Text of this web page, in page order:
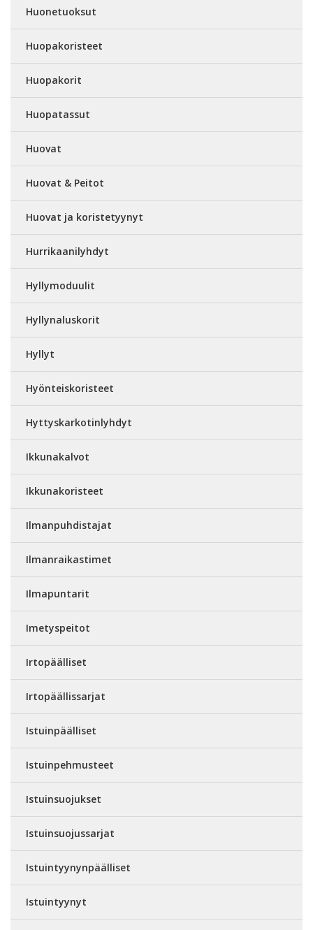
Huonetuoksut
Huopakoristeet
Huopakorit
Huopatassut
Huovat
Huovat & Peitot
Huovat ja koristetyynyt
Hurrikaanilyhdyt
Hyllymoduulit
Hyllynaluskorit
Hyllyt
Hyönteiskoristeet
Hyttyskarkotinlyhdyt
Ikkunakalvot
Ikkunakoristeet
Ilmanpuhdistajat
Ilmanraikastimet
Ilmapuntarit
Imetyspeitot
Irtopäälliset
Irtopäällissarjat
Istuinpäälliset
Istuinpehmusteet
Istuinsuojukset
Istuinsuojussarjat
Istuintyynynpäälliset
Istuintyynyt